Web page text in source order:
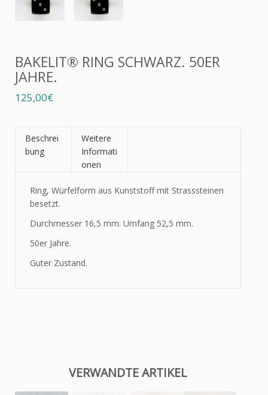
BAKELIT® RING SCHWARZ. 50ER
JAHRE.
125,00€
Beschrei
bung
Weitere
Informati
onen
Ring, Würfelform aus Kunststoff mit Strasssteinen
besetzt.
Durchmesser 16,5 mm. Umfang 52,5 mm.
50er Jahre.
Guter Zustand.
VERWANDTE ARTIKEL